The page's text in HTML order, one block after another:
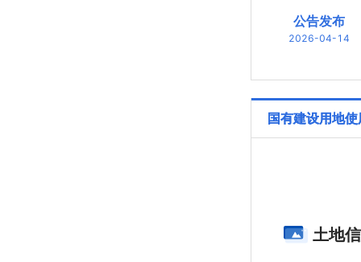
公告发布
2026-04-14
国有建设用地
土地